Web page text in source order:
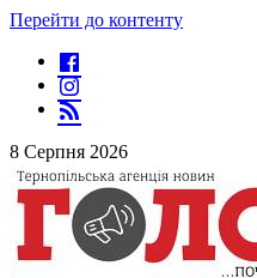
Перейти до контенту
8 Серпня 2026